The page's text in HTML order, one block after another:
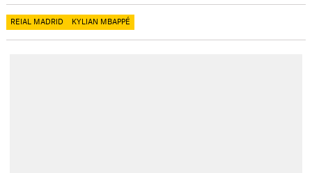
REIAL MADRID KYLIAN MBAPPÉ